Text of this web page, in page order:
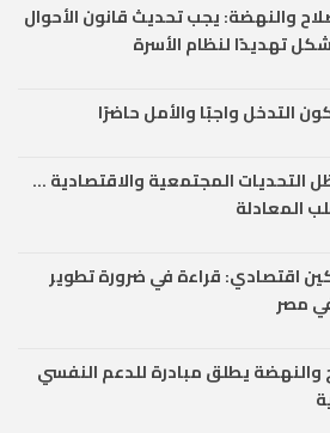
والنهضة: يجب تحديث قانون الأحوال
تهديدًا لنظام الأسرة
التدخل واجبًا والأمل حاضرًا
التحديات المجتمعية والاقتصادية …
المعادلة
اقتصادي: قراءة في ضرورة تطوير
مصر
والنهضة يطلق مبادرة للدعم النفسي